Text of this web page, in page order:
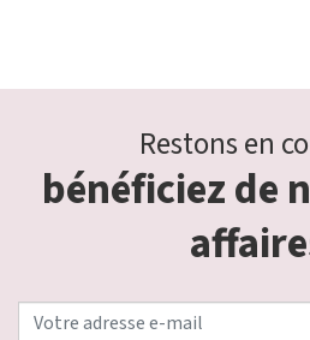
Restons en
bénéficiez de